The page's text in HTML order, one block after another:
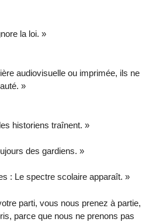
la loi. »
audiovisuelle ou imprimée, ils ne
»
historiens traînent. »
des gardiens. »
: Le spectre scolaire apparaît. »
parti, vous nous prenez à partie,
parce que nous ne prenons pas